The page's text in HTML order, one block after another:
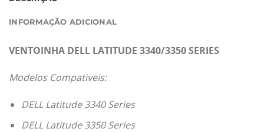
INFORMAÇÃO ADICIONAL
VENTOINHA DELL LATITUDE 3340/3350 SERIES
Modelos Compativeis:
DELL Latitude 3340 Series
DELL Latitude 3350 Series